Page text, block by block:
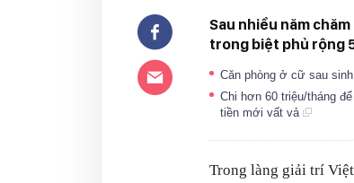
Sau nhiều năm
trong biệt phủ rộng
Căn phòng ở cữ sau
Chi hơn 60 triệu/tháng
tiền mới vất vả
Trong làng giải trí